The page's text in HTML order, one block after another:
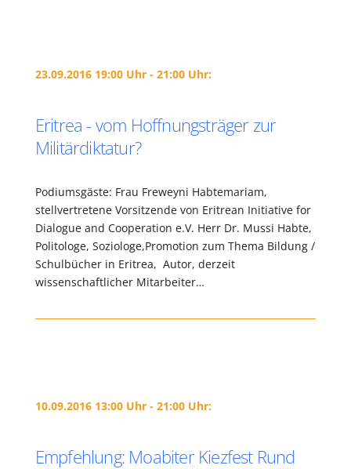
23.09.2016 19:00 Uhr - 21:00 Uhr:
Eritrea - vom Hoffnungsträger zur
Militärdiktatur?
Podiumsgäste: Frau Freweyni Habtemariam,
stellvertretene Vorsitzende von Eritrean Initiative for
Dialogue and Cooperation e.V. Herr Dr. Mussi Habte,
Politologe, Soziologe,Promotion zum Thema Bildung /
Schulbücher in Eritrea, Autor, derzeit
wissenschaftlicher Mitarbeiter…
10.09.2016 13:00 Uhr - 21:00 Uhr:
Empfehlung: Moabiter Kiezfest Rund